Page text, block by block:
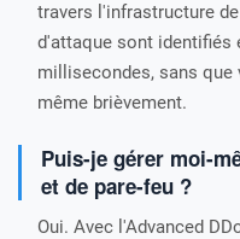
travers l'infrastructure
d'attaque sont identifiés
millisecondes, sans que
même brièvement.
Puis-je gérer moi-
et de pare-feu ?
Oui. Avec l'Advanced